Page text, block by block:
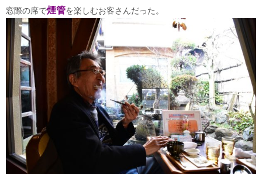
窓際の席で煙管を楽しむお客さんだった。